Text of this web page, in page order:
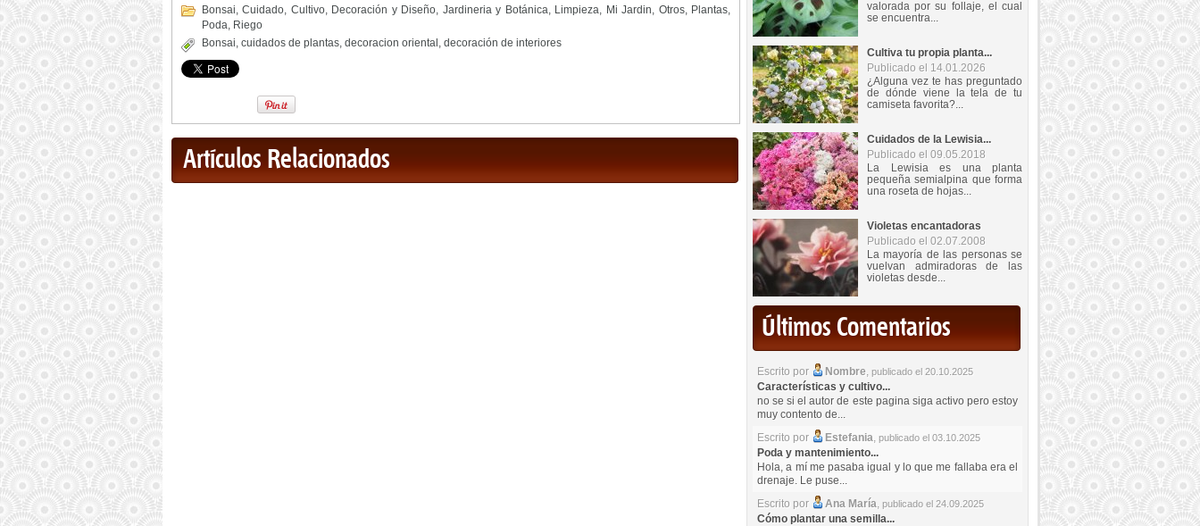
Bonsai,Cuidado, Cultivo, Decoración y Diseño, Jardineria y Botánica, Limpieza, Mi Jardin, Otros, Plantas,
Poda, Riego
Bonsai, cuidados de plantas, decoracion oriental , decoración de interiores
Artículos Relacionados
valorada por su follaje, el cual
se encuentra...
Cultiva tu propia planta...
Publicado el 14.01.2026
¿Alguna vez te has preguntado
de dónde viene la tela de tu
camiseta favorita?...
Cuidados de la Lewisia...
Publicado el 09.05.2018
La Lewisia es una planta
pequeña semialpina que forma
una roseta de hojas...
Violetas encantadoras
Publicado el 02.07.2008
La mayoría de las personas se
vuelvan admiradoras de las
violetas desde...
Últimos Comentarios
Escrito por Nombre, publicado el 20.10.2025
Características y cultivo...
no se si el autor de este pagina siga activo pero estoy
muy contento de...
Escrito por
Estefania, publicado el 03.10.2025
Poda y mantenimiento...
Hola, a mí me pasaba igual y lo que me fallaba era el
drenaje. Le puse...
Escrito por
Ana María, publicado el 24.09.2025
Cómo plantar una semilla...